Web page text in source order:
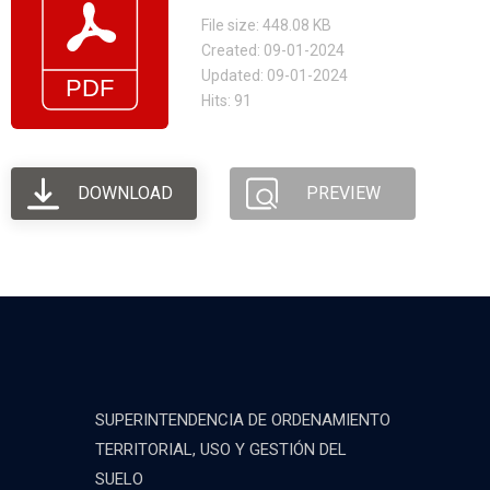
File size: 448.08 KB
Created: 09-01-2024
Updated: 09-01-2024
Hits: 91
DOWNLOAD PREVIEW
SUPERINTENDENCIA DE ORDENAMIENTO
TERRITORIAL, USO Y GESTIÓN DEL
SUELO